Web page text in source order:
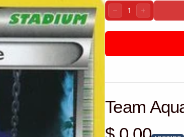
Cantidad:
DISMINUIRAUMENTAR
Team
Precio habitual